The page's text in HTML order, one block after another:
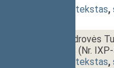
dokumento tekstas,
Akcinės bendrovės
PROJEKTAS (Nr.
dokumento tekstas,